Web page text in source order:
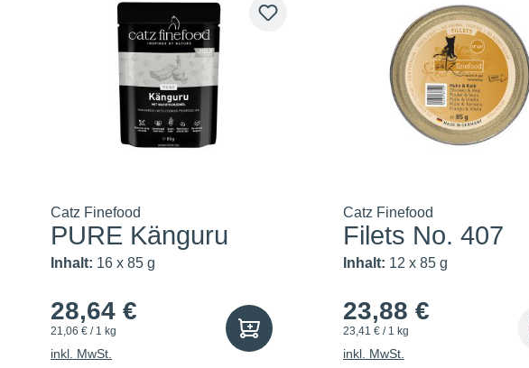
Catz Finefood
PURE Känguru
Inhalt: 16 x 85 g
28,64 €
21,06 € / 1 kg
inkl. MwSt.
Catz Finefood
Filets No. 407
Inhalt: 12 x 85 g
23,88 €
23,41 € / 1 kg
inkl. MwSt.